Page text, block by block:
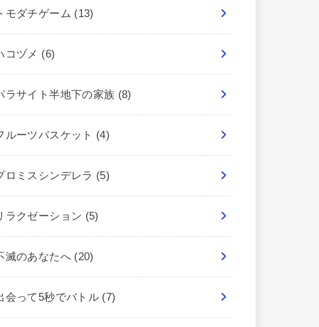
モダチゲーム (13)
コヅメ (6)
ラサイト半地下の家族 (8)
ルーツバスケット (4)
ロミスシンデレラ (5)
ラクゼーション (5)
滅のあなたへ (20)
会って5秒でバトル (7)